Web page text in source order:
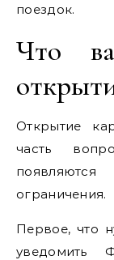
поездок.
Что
Открытие
часть
ограничения.
Первое, что
уведомить